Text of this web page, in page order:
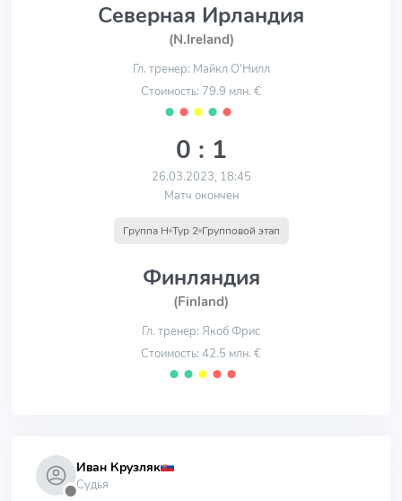
Северная Ирландия
(N.Ireland)
Гл. тренер: Майкл О'Нилл
Стоимость: 79.9 млн. €
⬤ ⬤ ⬤ ⬤ ⬤
0 : 1
26.03.2023, 18:45
Матч окончен
Группа H Тур 2 Групповой этап
Финляндия
(Finland)
Гл. тренер: Якоб Фрис
Стоимость: 42.5 млн. €
⬤ ⬤ ⬤ ⬤ ⬤
⬤
Иван Крузляк
Судья